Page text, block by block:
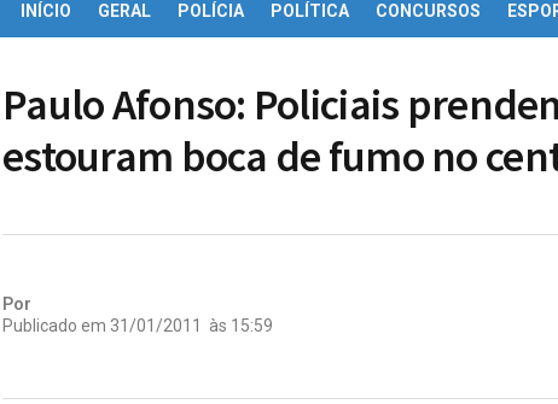
INÍCIO GERAL POLÍCIA POLÍTICA CONCURSOS
Paulo Afonso: Policiais
estouram boca de fumo no
Por
Publicado em 31/01/2011 às 15:59